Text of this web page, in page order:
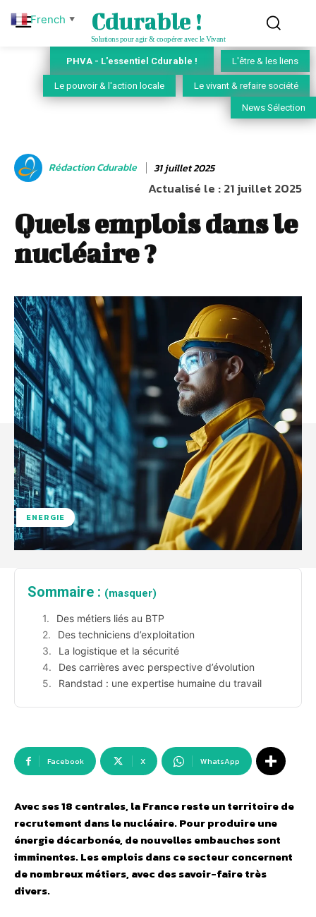
Cdurable !
Solutions pour agir & coopérer avec le Vivant
PHVA - L'essentiel Cdurable ! L'être & les liens
Le pouvoir & l'action locale Le vivant & refaire société
News Sélection
Rédaction Cdurable 31 juillet 2025
Actualisé le :21 juillet 2025
Quels emplois dans le
nucléaire ?
ENERGIE
Sommaire : (masquer)
Des métiers liés au BTP
Des techniciens d’exploitation
La logistique et la sécurité
Des carrières avec perspective d’évolution
Randstad : une expertise humaine du travail
Facebook X WhatsApp
Avec ses 18 centrales, la France reste un territoire de
recrutement dans le nucléaire. Pour produire une
énergie décarbonée, de nouvelles embauches sont
imminentes. Les emplois dans ce secteur concernent
de nombreux métiers, avec des savoir-faire très
divers.
French ▼